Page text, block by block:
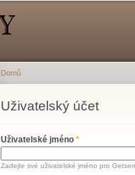
Jste zde
Domů
Uživatelský účet
Hlavní záložky
Uživatelské jméno *
Zadejte své uživatelské jméno pro